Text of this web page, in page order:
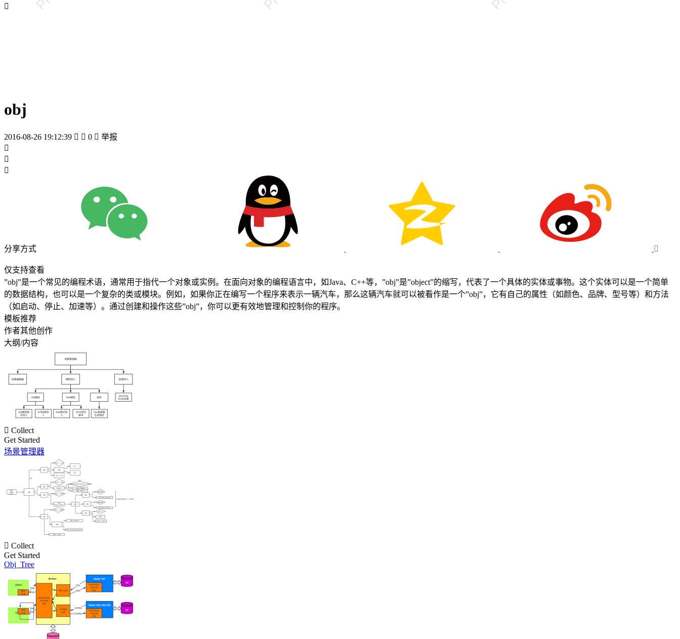

obj
2016-08-26 19:12:39   0  举报



分享方式 
仅支持查看
”obj”是一个常见的编程术语，通常用于指代一个对象或实例。在面向对象的编程语言中，如Java、C++等，”obj”是”object”的缩写，代表了一个具体的实体或事物。这个实体可以是一个简单
的数据结构，也可以是一个复杂的类或模块。例如，如果你正在编写一个程序来表示一辆汽车，那么这辆汽车就可以被看作是一个”obj”，它有自己的属性（如颜色、品牌、型号等）和方法
（如启动、停止、加速等）。通过创建和操作这些”obj”，你可以更有效地管理和控制你的程序。
模板推荐
作者其他创作
大纲/内容
 Collect
Get Started
场景管理器
 Collect
Get Started
Obj_Tree